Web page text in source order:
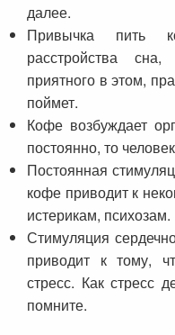
далее.
Привычка пить
расстройства
приятного в этом,
поймет.
Кофе возбуждает
постоянно, то
Постоянная
кофе приводит к
истерикам, психозам.
Стимуляция
приводит к тому,
стресс. Как стресс
помните.